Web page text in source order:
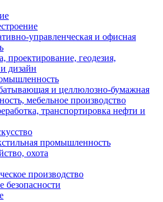
управленческая и офисная
проектирование, геодезия,
дизайн
и целлюлозно-бумажная
мебельное производство
транспортировка нефти и
промышленность
охота
производство
безопасности